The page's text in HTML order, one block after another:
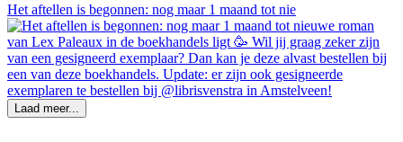
Het aftellen is begonnen: nog maar 1 maand tot nie
Laad meer...